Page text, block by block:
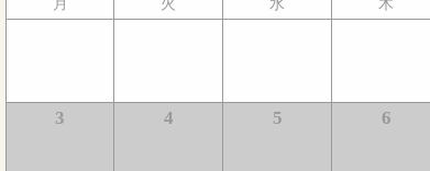
月 火 水 木
3 4 5 6